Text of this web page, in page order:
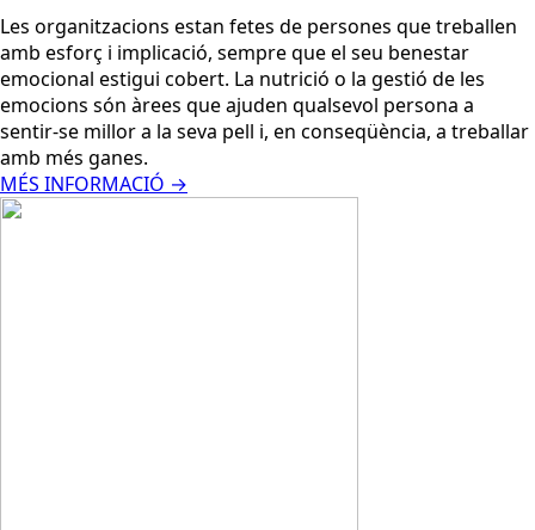
Les organitzacions estan fetes de persones que treballen
amb esforç i implicació, sempre que el seu benestar
emocional estigui cobert. La nutrició o la gestió de les
emocions són àrees que ajuden qualsevol persona a
sentir-se millor a la seva pell i, en conseqüència, a treballar
amb més ganes.
MÉS INFORMACIÓ →